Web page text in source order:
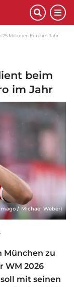
25 Millionen Euro im Jahr
beim
im Jahr
/ Michael Weber)
München zu
WM 2026
mit seinen